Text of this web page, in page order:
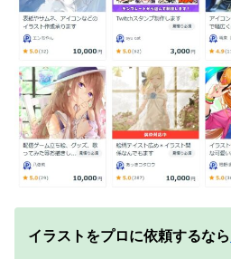
イラストをプロに依頼するなら